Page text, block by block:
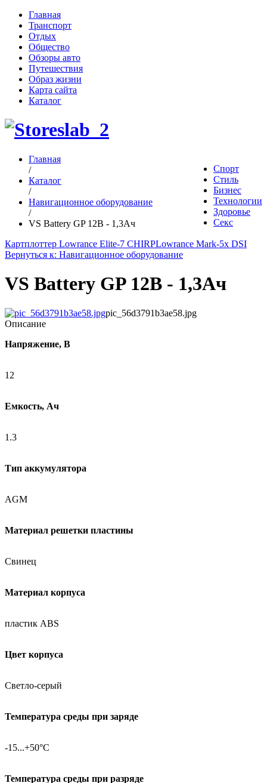
Главная
Транспорт
Отдых
Общество
Обзоры авто
Путешествия
Образ жизни
Карта сайта
Каталог
Спорт
Стиль
Бизнес
Технологии
Здоровье
Секс
Главная
/
Каталог
/
Навигационное оборудование
/
VS Battery GP 12В - 1,3Ач
Картплоттер Lowrance Elite-7 CHIRPLowrance Mark-5x DSI
Вернуться к: Навигационное оборудование
VS Battery GP 12В - 1,3Ач
pic_56d3791b3ae58.jpg
Описание
Напряжение, В
12
Емкость, Ач
1.3
Тип аккумулятора
AGM
Материал решетки пластины
Свинец
Материал корпуса
пластик ABS
Цвет корпуса
Светло-серый
Температура среды при заряде
-15...+50°C
Температура среды при разряде